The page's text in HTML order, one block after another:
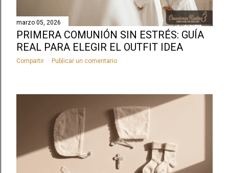
marzo 05, 2026
PRIMERA COMUNIÓN SIN ESTRÉS: GUÍA
REAL PARA ELEGIR EL OUTFIT IDEA
Compartir Publicar un comentario